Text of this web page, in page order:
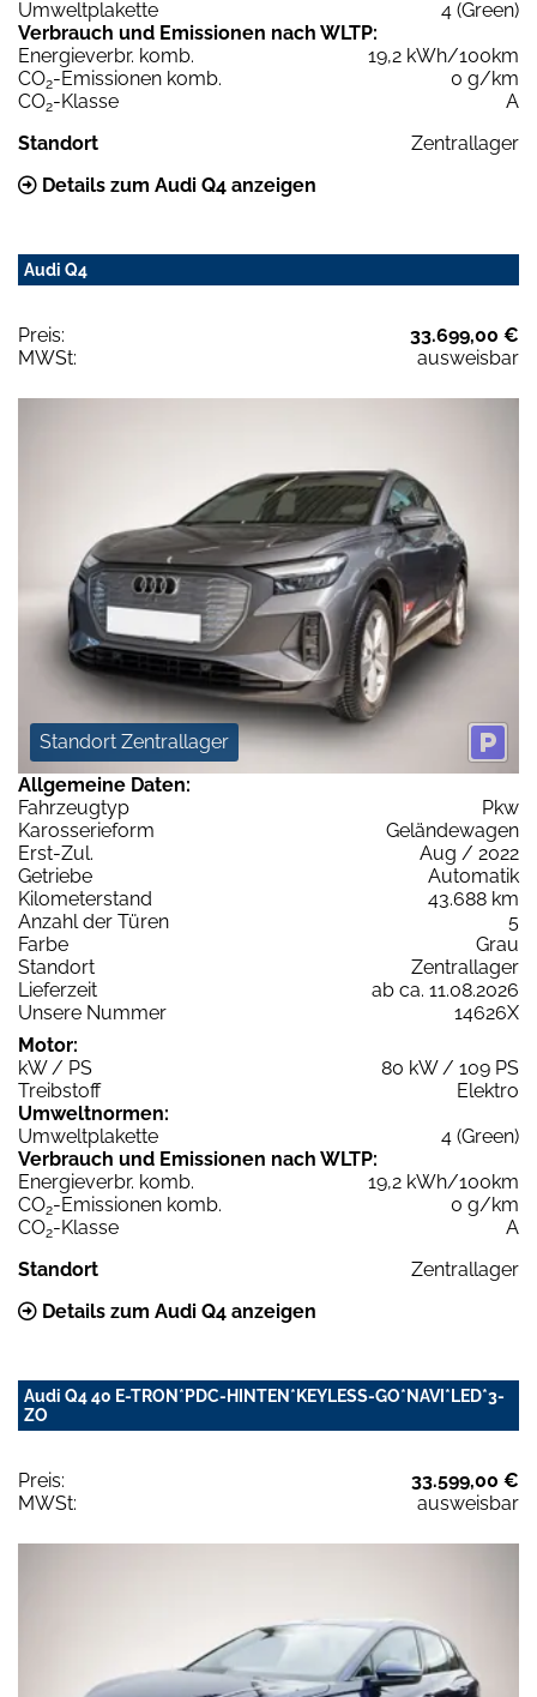
Umweltplakette
4 (Green)
Verbrauch und Emissionen nach WLTP:
Energieverbr. komb.
19,2 kWh/100km
CO2-Emissionen komb.
0 g/km
CO2-Klasse
A
Standort
Zentrallager
Details zum Audi Q4 anzeigen
Audi Q4
Preis:
33.699,00 €
MWSt:
ausweisbar
Standort Zentrallager
Allgemeine Daten:
Fahrzeugtyp
Pkw
Karosserieform
Geländewagen
Erst-Zul.
Aug / 2022
Getriebe
Automatik
Kilometerstand
43.688 km
Anzahl der Türen
5
Farbe
Grau
Standort
Zentrallager
Lieferzeit
ab ca. 11.08.2026
Unsere Nummer
14626X
Motor:
kW / PS
80 kW / 109 PS
Treibstoff
Elektro
Umweltnormen:
Umweltplakette
4 (Green)
Verbrauch und Emissionen nach WLTP:
Energieverbr. komb.
19,2 kWh/100km
CO2-Emissionen komb.
0 g/km
CO2-Klasse
A
Standort
Zentrallager
Details zum Audi Q4 anzeigen
Audi Q4 40 E-TRON*PDC-HINTEN*KEYLESS-GO*NAVI*LED*3-
ZO
Preis:
33.599,00 €
MWSt:
ausweisbar